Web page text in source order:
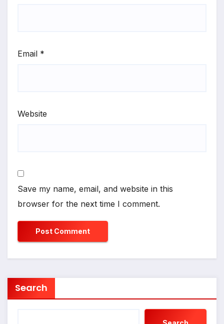
Email *
Website
Save my name, email, and website in this
browser for the next time I comment.
Search